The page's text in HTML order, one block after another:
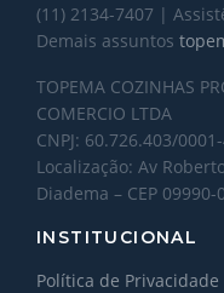
(11) 2134-7407 |
Demais assuntos
TOPEMA COZINHAS
COMERCIO LTDA
CNPJ: 60.726.403/
Localização: Av
Diadema – CEP 09990-
INSTITUCIONAL
Política de Privacidade